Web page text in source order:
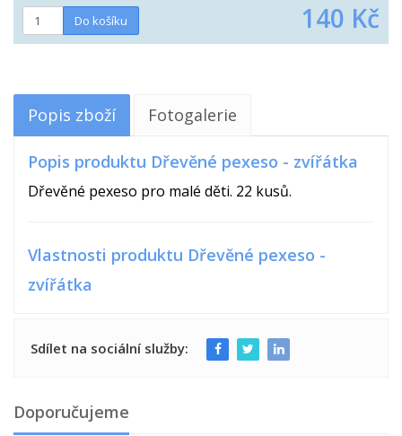
140 Kč
Popis zboží Fotogalerie
Popis produktu Dřevěné pexeso - zvířátka
Dřevěné pexeso pro malé děti. 22 kusů.
Vlastnosti produktu Dřevěné pexeso -
zvířátka
Sdílet na sociální služby:
Doporučujeme